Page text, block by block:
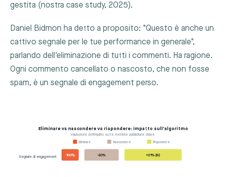
gestita (nostra case study, 2025).
Daniel Bidmon ha detto a proposito: "Questo è anche un
cattivo segnale per le tue performance in generale",
parlando dell'eliminazione di tutti i commenti. Ha ragione.
Ogni commento cancellato o nascosto, che non fosse
spam, è un segnale di engagement perso.
Eliminare vs nascondere vs rispondere: impatto sull'algoritmo
Valutazione dell'impatto su tre metriche pubblicitarie chiave
Segnale di engagement
Eliminare Nascondere Rispondere
-100% -50% +21% (IG)